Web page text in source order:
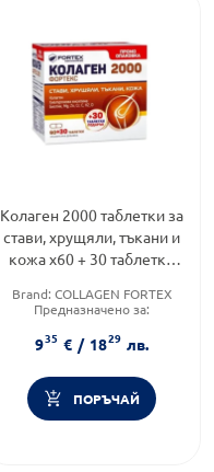
Колаген 2000 таблетки за
стави, хрущяли, тъкани и
кожа х60 + 30 таблетки
Brand: COLLAGEN FORTEX
Предназначено за:
Приложение:орално
935 € / 1829 лв.
ПОРЪЧАЙ